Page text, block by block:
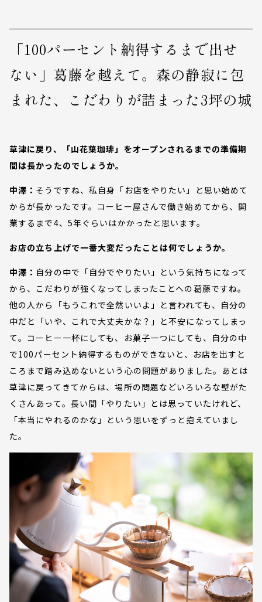
「100パーセント納得するまで出せ
ない」葛藤を越えて。森の静寂に包
まれた、こだわりが詰まった3坪の城
草津に戻り、「山花葉珈琲」をオープンされるまでの準備期
間は長かったのでしょうか。
中澤： そうですね、私自身「お店をやりたい」と思い始めて
からが長かったです。コーヒー屋さんで働き始めてから、開
業するまで4、5年ぐらいはかかったと思います。
お店の立ち上げで一番大変だったことは何でしょうか。
中澤： 自分の中で「自分でやりたい」という気持ちになって
から、こだわりが強くなってしまったことへの葛藤ですね。
他の人から「もうこれで全然いいよ」と言われても、自分の
中だと「いや、これで大丈夫かな？」と不安になってしまっ
て。コーヒー一杯にしても、お菓子一つにしても、自分の中
で100パーセント納得するものができないと、お店を出すと
ころまで踏み込めないという心の問題がありました。あとは
草津に戻ってきてからは、場所の問題などいろいろな壁がた
くさんあって。長い間「やりたい」とは思っていたけれど、
「本当にやれるのかな」という思いをずっと抱えていまし
た。